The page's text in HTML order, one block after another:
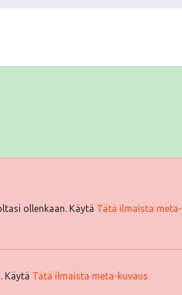
ollenkaan. Käytä Tätä ilmaista meta-
Käytä Tätä ilmaista meta-kuvaus